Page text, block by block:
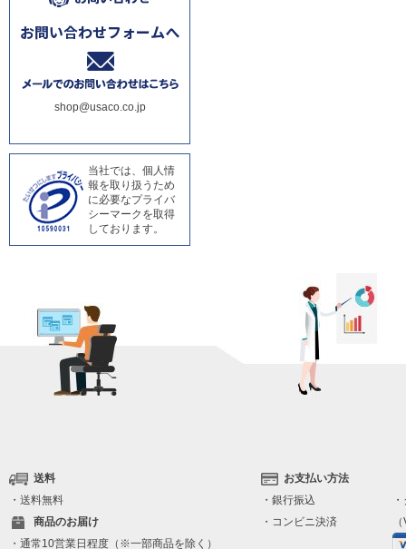
shop@usaco.co.jp
当社では、個人情
報を取り扱うため
に必要なプライバ
シーマークを取得
しております。
送料
・送料無料
商品のお届け
・通常10営業日程度（※一部商品を除く）
お支払い方法
・銀行振込
・コンビニ決済